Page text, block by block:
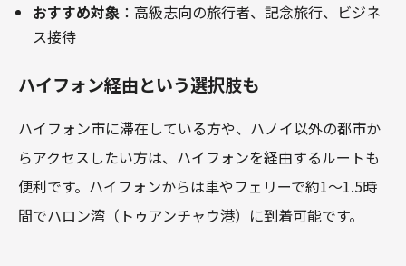
おすすめ対象 ：高級志向の旅行者、記念旅行、ビジネ
ス接待
ハイフォン経由という選択肢も
ハイフォン市に滞在している方や、ハノイ以外の都市か
らアクセスしたい方は、ハイフォンを経由するルートも
便利です。ハイフォンからは車やフェリーで約1～1.5時
間でハロン湾（トゥアンチャウ港）に到着可能です。